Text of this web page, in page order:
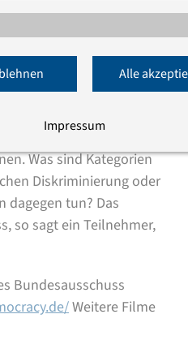
und zu verstehen,
sie sich nähern
verschiedene inhaltliche
der
Ideen für die
Was sind Kategorien
Diskriminierung oder
dagegen tun? Das
so sagt ein Teilnehmer,
Bundesausschuss
Weitere Filme
Alle
Impressum